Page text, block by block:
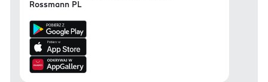
Rossmann PL